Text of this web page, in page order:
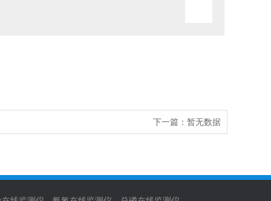
下一篇： 暂无数据